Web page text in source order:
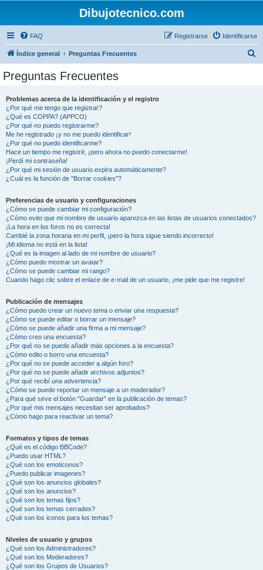
Dibujotecnico.com
FAQ Identificarse
Registrarse
Índice general Preguntas Frecuentes
Preguntas Frecuentes
Problemas acerca de la identificación y el registro
¿Por qué me tengo que registrar?
¿Qué es COPPA? (APPCO)
¿Por qué no puedo registrarme?
Me he registrado ¡y no me puedo identificar!
¿Por qué no puedo identificarme?
Hace un tiempo me registré, ¡pero ahora no puedo conectarme!
¡Perdí mi contraseña!
¿Por qué mi sesión de usuario expira automáticamente?
¿Cuál es la función de "Borrar cookies"?
Preferencias de usuario y configuraciones
¿Cómo se puede cambiar mi configuración?
¿Cómo evito que mi nombre de usuario aparezca en las listas de usuarios conectados?
¡La hora en los foros no es correcta!
Cambié la zona horaria en mi perfil, ¡pero la hora sigue siendo incorrecto!
¡Mi idioma no está en la lista!
¿Qué es la imagen al lado de mi nombre de usuario?
¿Cómo puedo mostrar un avatar?
¿Cómo se puede cambiar mi rango?
Cuando hago clic sobre el enlace de e-mail de un usuario, ¡me pide que me registre!
Publicación de mensajes
¿Cómo puedo crear un nuevo tema o enviar una respuesta?
¿Cómo se puede editar o borrar un mensaje?
¿Cómo se puede añadir una firma a mi mensaje?
¿Cómo creo una encuesta?
¿Por qué no se puede añadir más opciones a la encuesta?
¿Cómo edito o borro una encuesta?
¿Por qué no se puede acceder a algún foro?
¿Por qué no se puede añadir archivos adjuntos?
¿Por qué recibí una advertencia?
¿Cómo se puede reportar un mensaje a un moderador?
¿Para qué sirve el botón "Guardar" en la publicación de temas?
¿Por qué mis mensajes necesitan ser aprobados?
¿Cómo hago para reactivar un tema?
Formatos y tipos de temas
¿Qué es el código BBCode?
¿Puedo usar HTML?
¿Qué son los emoticonos?
¿Puedo publicar imagenes?
¿Qué son los anuncios globales?
¿Qué son los anuncios?
¿Qué son los temas fijos?
¿Qué son los temas cerrados?
¿Qué son los iconos para los temas?
Niveles de usuario y grupos
¿Qué son los Administradores?
¿Qué son los Moderadores?
¿Qué son los Grupos de Usuarios?